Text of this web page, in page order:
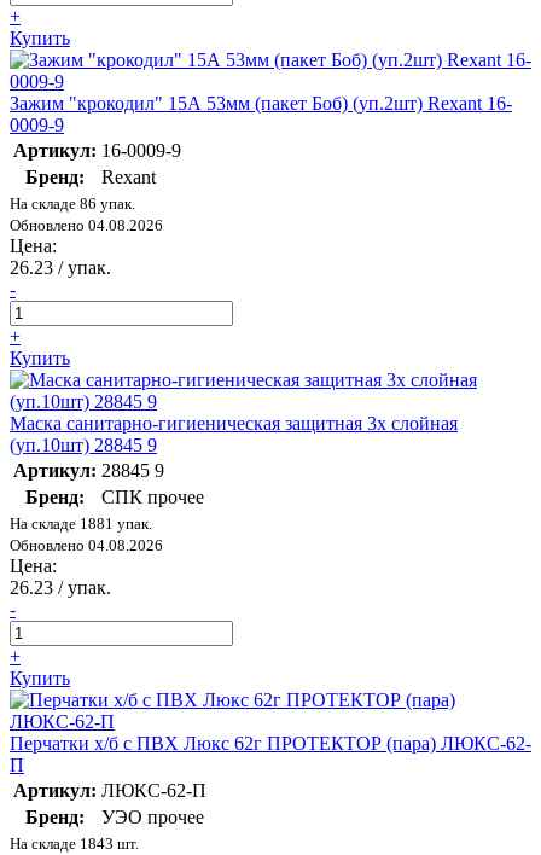
+
Купить
Зажим "крокодил" 15А 53мм (пакет Боб) (уп.2шт) Rexant 16-
0009-9
Артикул: 16-0009-9
Бренд:
Rexant
На складе 86 упак.
Обновлено 04.08.2026
Цена:
26.23 / упак.
-
+
Купить
Маска санитарно-гигиеническая защитная 3х слойная
(уп.10шт) 28845 9
Артикул: 28845 9
Бренд:
СПК прочее
На складе 1881 упак.
Обновлено 04.08.2026
Цена:
26.23 / упак.
-
+
Купить
Перчатки х/б с ПВХ Люкс 62г ПРОТЕКТОР (пара) ЛЮКС-62-
П
Артикул: ЛЮКС-62-П
Бренд:
УЭО прочее
На складе 1843 шт.